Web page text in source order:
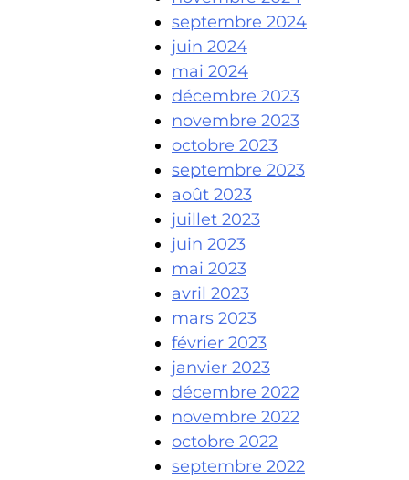
septembre 2024
juin 2024
mai 2024
décembre 2023
novembre 2023
octobre 2023
septembre 2023
août 2023
juillet 2023
juin 2023
mai 2023
avril 2023
mars 2023
février 2023
janvier 2023
décembre 2022
novembre 2022
octobre 2022
septembre 2022